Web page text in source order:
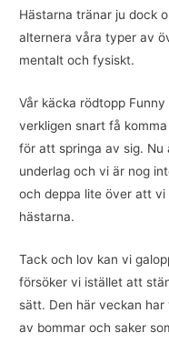
Hästarna tränar ju dock
alternera våra typer av
mentalt och fysiskt.
Vår käcka rödtopp
verkligen snart få
för att springa av sig.
underlag och vi är nog
och deppa lite över att
hästarna.
Tack och lov kan vi
försöker vi istället att
sätt. Den här veckan
av bommar och saker